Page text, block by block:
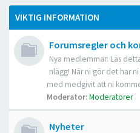
VIKTIG INFORMATION
Forumsregler och
Nya medlemmar: Läs
nlägg! När ni gör det har ni
med medgivit att ni
Moderator:Moderatorer
Nyheter